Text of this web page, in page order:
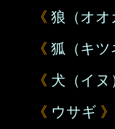
《 狼（オオ
《 狐（キツ
《 犬（イヌ
《 ウサギ 》